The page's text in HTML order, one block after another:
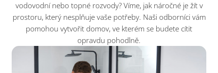
vodovodní nebo topné rozvody? Víme, jak náročné je žít v
prostoru, který nesplňuje vaše potřeby. Naši odborníci vám
pomohou vytvořit domov, ve kterém se budete cítit
opravdu pohodlně.